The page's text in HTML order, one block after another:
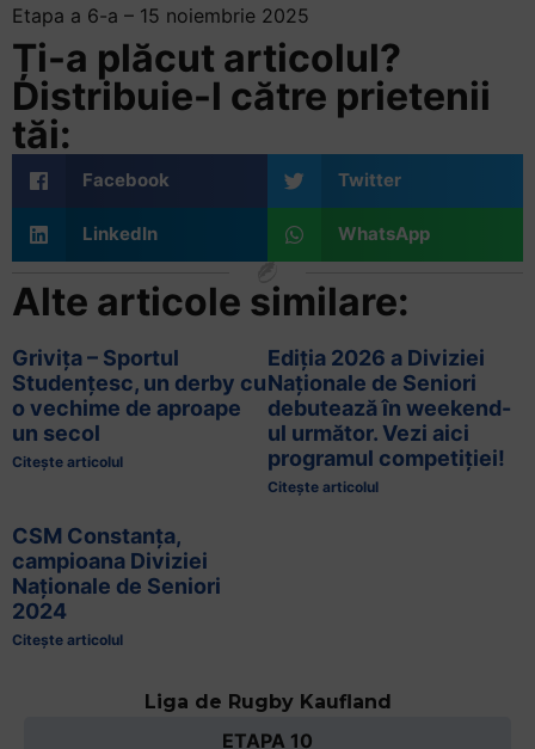
Etapa a 6-a – 15 noiembrie 2025
Ți-a plăcut articolul?
Distribuie-l către prietenii
tăi:
Facebook Twitter
LinkedIn WhatsApp
Alte articole similare:
Grivița – Sportul
Studențesc, un derby cu
o vechime de aproape
un secol
Citește articolul
Ediția 2026 a Diviziei
Naționale de Seniori
debutează în weekend-
ul următor. Vezi aici
programul competiției!
Citește articolul
CSM Constanța,
campioana Diviziei
Naționale de Seniori
2024
Citește articolul
Liga de Rugby Kaufland
ETAPA 10